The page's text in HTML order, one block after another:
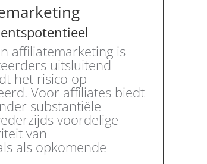
affiliatemarketing is
uitsluitend
het risico op
Voor affiliates biedt
substantiële
voordelige
van
als opkomende